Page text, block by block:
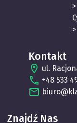
Kontakt
ul.
+48 533
Znajdź Nas